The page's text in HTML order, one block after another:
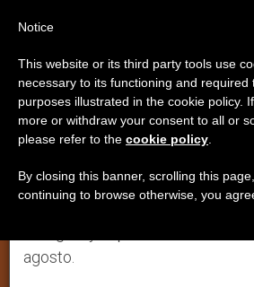
DIPLOMACIA VATICANA,IGLESIA LOCAL
Aviso importante
Del 27 de julio al 7 de agosto
anual, aprovechando que en el
se generan menos informaciones
agosto.
Notice
This website or its third party tools use
necessary to its functioning and required
purposes illustrated in the cookie policy.
more or withdraw your consent to all or
please refer to the cookie policy
By closing this banner, scrolling this
continuing to browse otherwise, you